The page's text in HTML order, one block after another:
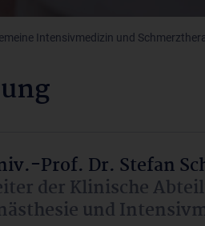
Intensivmedizin und
Prof. Dr. Stefan
der Klinische
und